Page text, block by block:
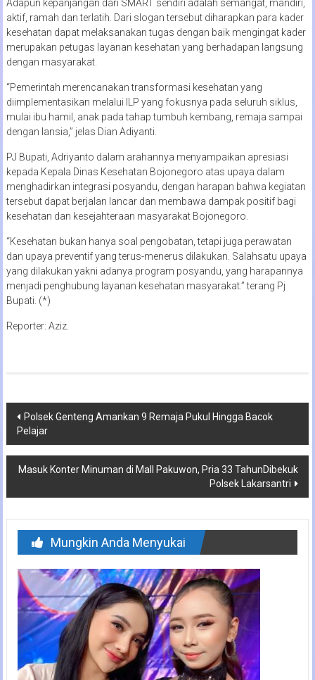
Adapun kepanjangan dari SMART sendiri adalah semangat, mandiri,
aktif, ramah dan terlatih. Dari slogan tersebut diharapkan para kader
kesehatan dapat melaksanakan tugas dengan baik mengingat kader
merupakan petugas layanan kesehatan yang berhadapan langsung
dengan masyarakat.
“Pemerintah merencanakan transformasi kesehatan yang
diimplementasikan melalui ILP yang fokusnya pada seluruh siklus,
mulai ibu hamil, anak pada tahap tumbuh kembang, remaja sampai
dengan lansia,” jelas Dian Adiyanti.
PJ Bupati, Adriyanto dalam arahannya menyampaikan apresiasi
kepada Kepala Dinas Kesehatan Bojonegoro atas upaya dalam
menghadirkan integrasi posyandu, dengan harapan bahwa kegiatan
tersebut dapat berjalan lancar dan membawa dampak positif bagi
kesehatan dan kesejahteraan masyarakat Bojonegoro.
“Kesehatan bukan hanya soal pengobatan, tetapi juga perawatan
dan upaya preventif yang terus-menerus dilakukan. Salahsatu upaya
yang dilakukan yakni adanya program posyandu, yang harapannya
menjadi penghubung layanan kesehatan masyarakat.” terang Pj
Bupati. (*)
Reporter: Aziz.
Navigasi
pos
Polsek Genteng Amankan 9 Remaja Pukul Hingga Bacok
Pelajar
Masuk Konter Minuman di Mall Pakuwon, Pria 33 TahunDibekuk
Polsek Lakarsantri
Mungkin Anda Menyukai